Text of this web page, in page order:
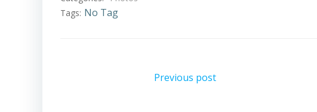
Tags: No Tag
Previous post